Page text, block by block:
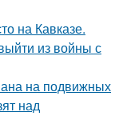
на Кавказе.
из войны с
на подвижных
над